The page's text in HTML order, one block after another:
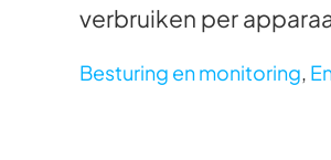
verbruiken per
Besturing en monitoring,